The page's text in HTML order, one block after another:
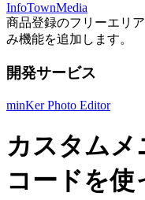
InfoTownMedia
商品登録のフリーエリ
み機能を追加します。
開発サービス
minKer Photo Editor
カスタムメ
コードを